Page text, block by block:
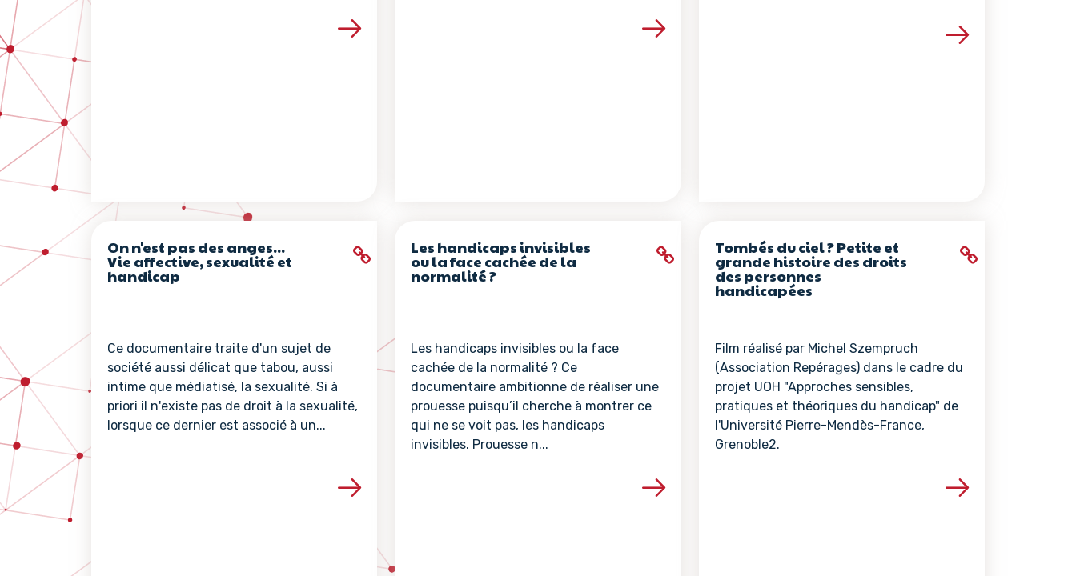
Voir les détails de la ressource Voir les détails de la ressource Voir les détails de la ressource
On n'est pas des anges...
Vie affective, sexualité et
handicap
Ce documentaire traite d'un sujet de
société aussi délicat que tabou, aussi
intime que médiatisé, la sexualité. Si à
priori il n'existe pas de droit à la sexualité,
lorsque ce dernier est associé à un...
Voir les détails de la ressource
Les handicaps invisibles
ou la face cachée de la
normalité ?
Les handicaps invisibles ou la face
cachée de la normalité ? Ce
documentaire ambitionne de réaliser une
prouesse puisqu’il cherche à montrer ce
qui ne se voit pas, les handicaps
invisibles. Prouesse n...
Voir les détails de la ressource
Tombés du ciel ? Petite et
grande histoire des droits
des personnes
handicapées
Film réalisé par Michel Szempruch
(Association Repérages) dans le cadre du
projet UOH "Approches sensibles,
pratiques et théoriques du handicap" de
l'Université Pierre-Mendès-France,
Grenoble2.
Voir les détails de la ressource